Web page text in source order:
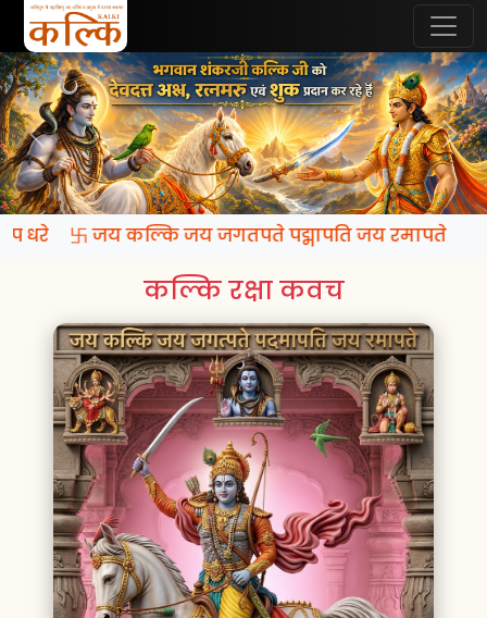
धरे 卐 जय कल्कि जय जगतपते पद्मापति जय रमापते
कल्कि रक्षा कवच